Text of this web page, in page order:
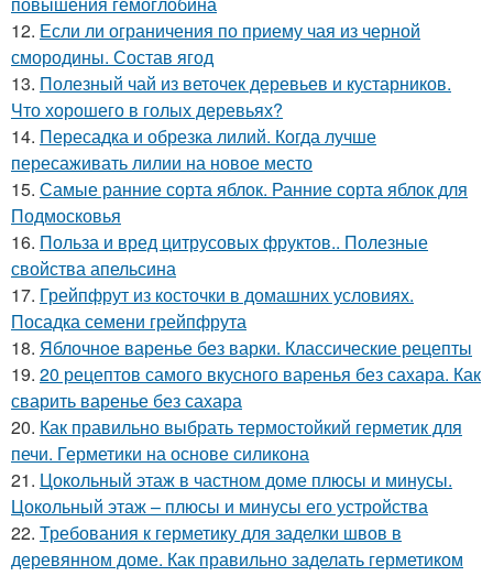
12. Если ли ограничения по приему чая из черной
смородины. Состав ягод
13. Полезный чай из веточек деревьев и кустарников.
Что хорошего в голых деревьях?
14. Пересадка и обрезка лилий. Когда лучше
пересаживать лилии на новое место
15. Самые ранние сорта яблок. Ранние сорта яблок для
Подмосковья
16. Польза и вред цитрусовых фруктов.. Полезные
свойства апельсина
17. Грейпфрут из косточки в домашних условиях.
Посадка семени грейпфрута
18. Яблочное варенье без варки. Классические рецепты
19. 20 рецептов самого вкусного варенья без сахара. Как
сварить варенье без сахара
20. Как правильно выбрать термостойкий герметик для
печи. Герметики на основе силикона
21. Цокольный этаж в частном доме плюсы и минусы.
Цокольный этаж – плюсы и минусы его устройства
22. Требования к герметику для заделки швов в
деревянном доме. Как правильно заделать герметиком